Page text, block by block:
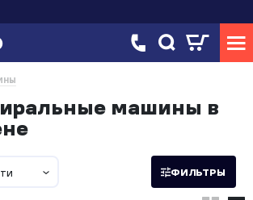
машины в
ФИЛЬТРЫ